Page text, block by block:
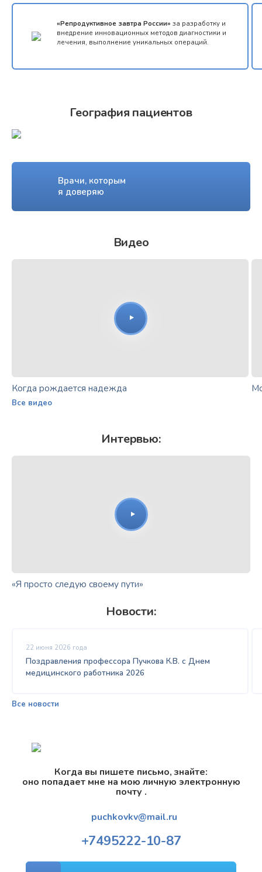
«Репродуктивное завтра России» за разработку и
внедрение инновационных методов диагностики и
лечения, выполнение уникальных операций.
География пациентов
Врачи, которым
я доверяю
Видео
Когда рождается надежда
Все видео
Интервью:
«Я просто следую своему пути»
Новости:
22 июня 2026 года
Поздравления профессора Пучкова К.В. с Днем
медицинского работника 2026
Все новости
Когда вы пишете письмо, знайте:
оно попадает мне на мою личную электронную
почту .
puchkovkv@mail.ru
+7495222-10-87